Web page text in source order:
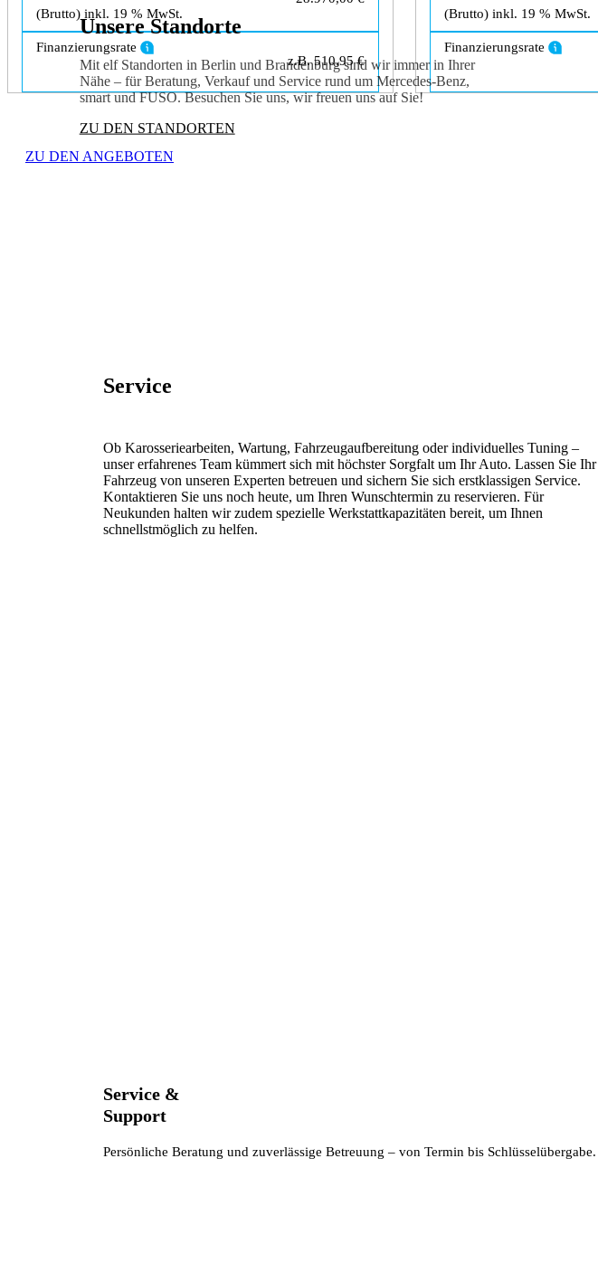
(Brutto) inkl. 19 % MwSt.
Finanzierungsrate
z.B.510,95 €
(Brutto) inkl. 19 % MwSt.
Finanzierungsrate
ZU DEN ANGEBOTEN
Service
Ob Karosseriearbeiten, Wartung, Fahrzeugaufbereitung oder individuelles Tuning –
unser erfahrenes Team kümmert sich mit höchster Sorgfalt um Ihr Auto. Lassen Sie Ihr
Fahrzeug von unseren Experten betreuen und sichern Sie sich erstklassigen Service.
Kontaktieren Sie uns noch heute, um Ihren Wunschtermin zu reservieren. Für
Neukunden halten wir zudem spezielle Werkstattkapazitäten bereit, um Ihnen
schnellstmöglich zu helfen.
Service &
Support
Persönliche Beratung und zuverlässige Betreuung – von Termin bis Schlüsselübergabe.
Unsere Standorte
Mit elf Standorten in Berlin und Brandenburg sind wir immer in Ihrer
Nähe – für Beratung, Verkauf und Service rund um Mercedes-Benz,
smart und FUSO. Besuchen Sie uns, wir freuen uns auf Sie!
ZU DEN STANDORTEN